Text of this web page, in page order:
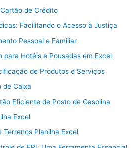
de Crédito
Facilitando o Acesso à Justiça
Pessoal e Familiar
para Hotéis e Pousadas em Excel
de Produtos e Serviços
de Caixa
Eficiente de Posto de Gasolina
Excel
Terrenos Planilha Excel